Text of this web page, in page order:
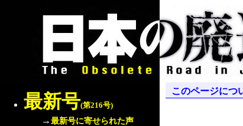
最新号(第216号)
→最新号に寄せられた声
このページにつ